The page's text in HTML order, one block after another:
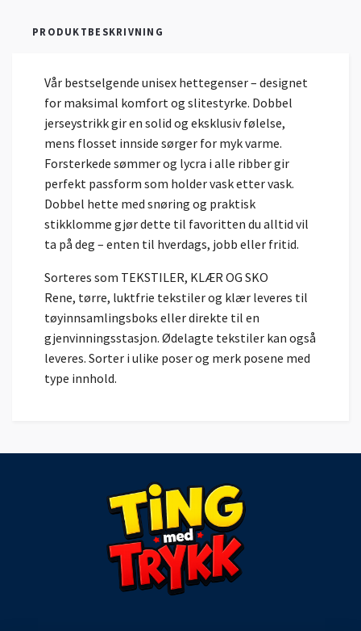
PRODUKTBESKRIVNING
Vår bestselgende unisex hettegenser – designet
for maksimal komfort og slitestyrke. Dobbel
jerseystrikk gir en solid og eksklusiv følelse,
mens flosset innside sørger for myk varme.
Forsterkede sømmer og lycra i alle ribber gir
perfekt passform som holder vask etter vask.
Dobbel hette med snøring og praktisk
stikklomme gjør dette til favoritten du alltid vil
ta på deg – enten til hverdags, jobb eller fritid.
Sorteres som TEKSTILER, KLÆR OG SKO
Rene, tørre, luktfrie tekstiler og klær leveres til
tøyinnsamlingsboks eller direkte til en
gjenvinningsstasjon. Ødelagte tekstiler kan også
leveres. Sorter i ulike poser og merk posene med
type innhold.